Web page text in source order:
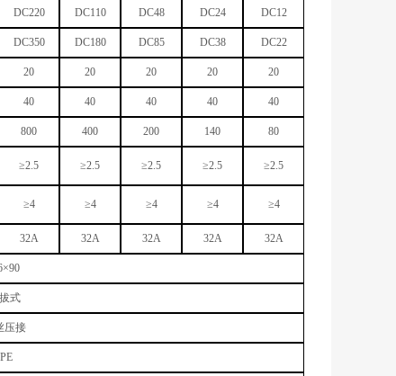
DC220 DC110 DC48 DC24 DC12
DC350 DC180 DC85 DC38 DC22
20 20 20 20 20
40 40 40 40 40
800 400 200 140 80
≥2.5 ≥2.5 ≥2.5 ≥2.5 ≥2.5
≥4 ≥4 ≥4 ≥4 ≥4
32A 32A 32A 32A 32A
×90
式
压接